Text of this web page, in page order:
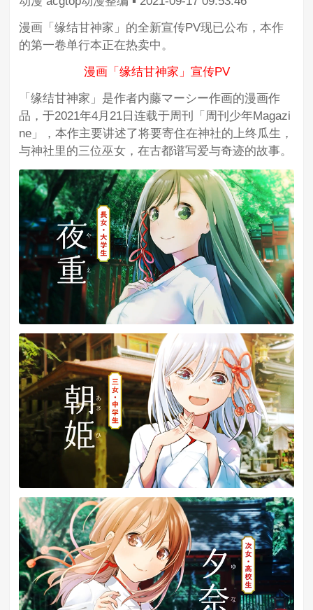
漫画「缘结甘神家」的全新宣传PV现已公布，本作
的第一卷单行本正在热卖中。
漫画「缘结甘神家」宣传PV
「缘结甘神家」是作者内藤マーシー作画的漫画作
品，于2021年4月21日连载于周刊「周刊少年Magazi
ne」，本作主要讲述了将要寄住在神社的上终瓜生，
与神社里的三位巫女，在古都谱写爱与奇迹的故事。